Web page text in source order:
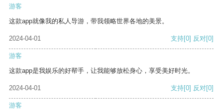
游客
这款app就像我的私人导游，带我领略世界各地的美景。
2024-04-01 支持[0] 反对[0]
游客
这款app是我娱乐的好帮手，让我能够放松身心，享受美好时光。
2024-04-01 支持[0] 反对[0]
游客